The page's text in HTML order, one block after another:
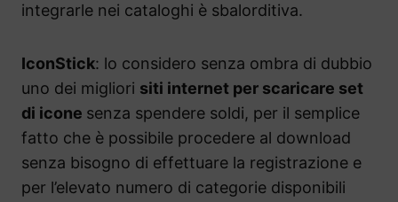
integrarle nei cataloghi è sbalorditiva.
IconStick: lo considero senza ombra di dubbio
uno dei migliori siti internet per scaricare set
di icone senza spendere soldi, per il semplice
fatto che è possibile procedere al download
senza bisogno di effettuare la registrazione e
per l’elevato numero di categorie disponibili